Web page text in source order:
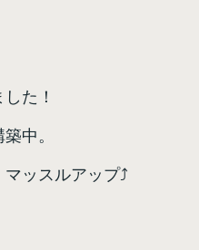
た！
中。
ッスルアップ⤴️